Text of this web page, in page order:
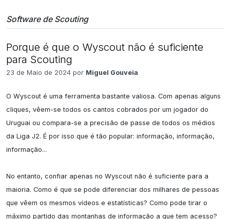
Software de Scouting
Porque é que o Wyscout não é suficiente
para Scouting
23 de Maio de 2024 por Miguel Gouveia
O Wyscout é uma ferramenta bastante valiosa. Com apenas alguns
cliques, vêem-se todos os cantos cobrados por um jogador do
Uruguai ou compara-se a precisão de passe de todos os médios
da Liga J2. É por isso que é tão popular: informação, informação,
informação...
No entanto, confiar apenas no Wyscout não é suficiente para a
maioria. Como é que se pode diferenciar dos milhares de pessoas
que vêem os mesmos vídeos e estatísticas? Como pode tirar o
máximo partido das montanhas de informação a que tem acesso?